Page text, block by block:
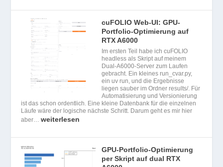
cuFOLIO Web-UI: GPU-
Portfolio-Optimierung auf
RTX A6000
Im ersten Teil habe ich cuFOLIO
headless als Skript auf meinem
Dual-A6000-Server zum Laufen
gebracht. Ein kleines run_cvar.py,
ein uv run, und die Ergebnisse
liegen sauber im Ordner results/. Für
Automatisierung und Versionierung
ist das schon ordentlich. Eine kleine Datenbank für die einzelnen
Läufe wäre der logische nächste Schritt. Darum geht es mir hier
aber…weiterlesen
GPU-Portfolio-Optimierung
per Skript auf dual RTX